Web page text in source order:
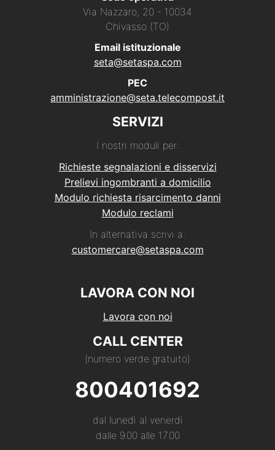
Via Nazzaro, 20 - 10034
Chivasso (TO)
Email istituzionale
seta@setaspa.com
PEC
amministrazione@seta.telecompost.it
SERVIZI
I nostri moduli per:
Richieste segnalazioni e disservizi
Prelievi ingombranti a domicilio
Modulo richiesta risarcimento danni
Modulo reclami
In alternativa scrivi a:
customercare@setaspa.com
LAVORA CON NOI
Lavora con noi
CALL CENTER
(numero verde gratuito)
800401692
dal lunedì al venerdì
dalle 9.00 alle 17.00